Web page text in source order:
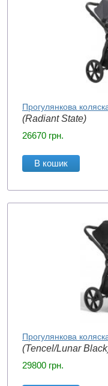
Прогулянкова
(Radiant State)
26670 грн.
В кошик
Прогулянкова
(Tencel/Lunar
29800 грн.